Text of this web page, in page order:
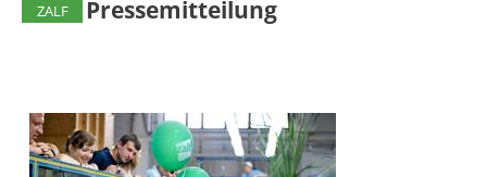
ZALF Pressemitteilung